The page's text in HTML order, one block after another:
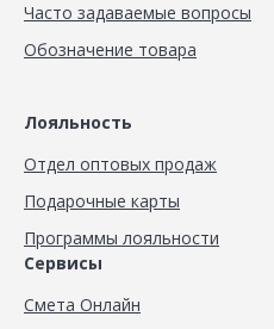
Часто задаваемые вопросы
Обозначение товара
Лояльность
Отдел оптовых продаж
Подарочные карты
Программы лояльности
Сервисы
Смета Онлайн